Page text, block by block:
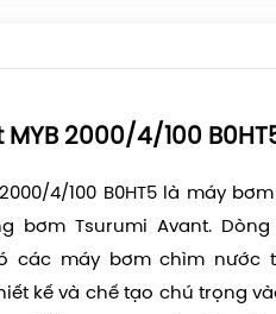
MYB 2000/4/100
4/100 B0HT5 là máy
bơm Tsurumi Avant.
các máy bơm chìm nước
kế và chế tạo chú trọng